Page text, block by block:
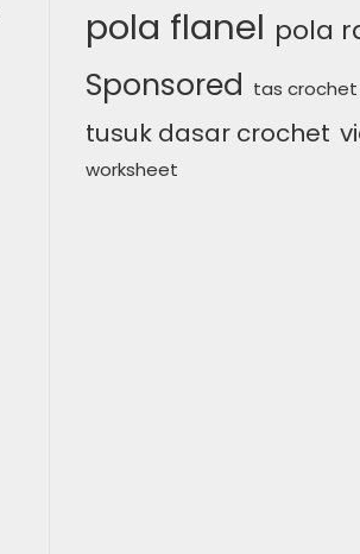
pola flanel pola
Sponsored tas crochet
tusuk dasar crochet
worksheet